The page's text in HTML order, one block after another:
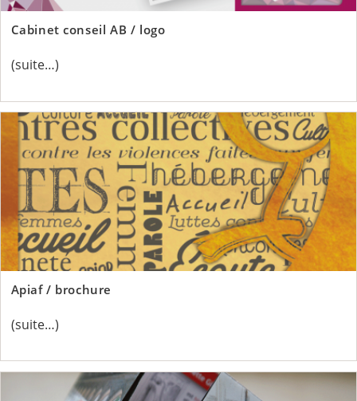
Cabinet conseil AB / logo
(suite…)
Apiaf / brochure
(suite…)